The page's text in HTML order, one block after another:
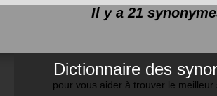
Il y a 21
Dictionnaire des
pour vous aider à trouver le meilleur